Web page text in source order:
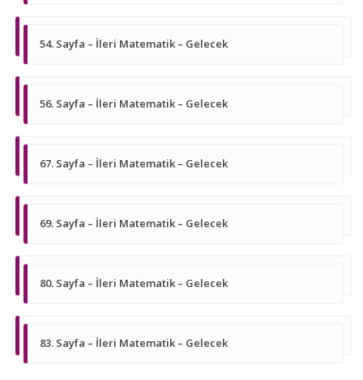
54. Sayfa – İleri Matematik – Gelecek
56. Sayfa – İleri Matematik – Gelecek
67. Sayfa – İleri Matematik – Gelecek
69. Sayfa – İleri Matematik – Gelecek
80. Sayfa – İleri Matematik – Gelecek
83. Sayfa – İleri Matematik – Gelecek